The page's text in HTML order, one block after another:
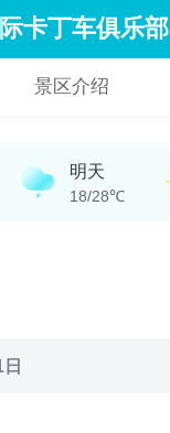
卡丁车俱乐部
景区介绍
明天
18/28℃